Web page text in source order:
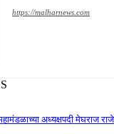
https://malharnews.com
अध्यक्षपदी मेघराज